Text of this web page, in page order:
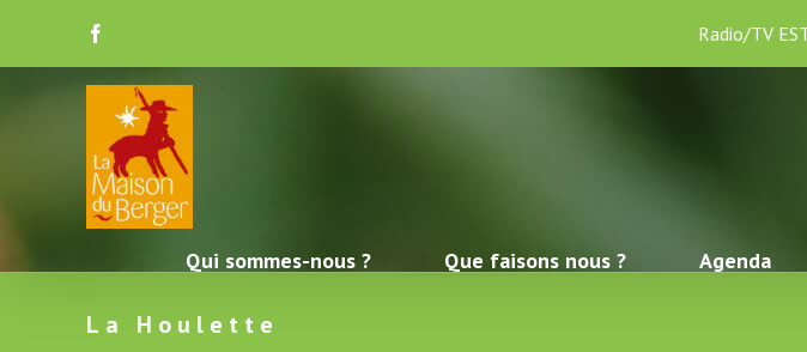
Radio/TV
Qui sommes-nous ? Que faisons nous ? Agenda
La Houlette